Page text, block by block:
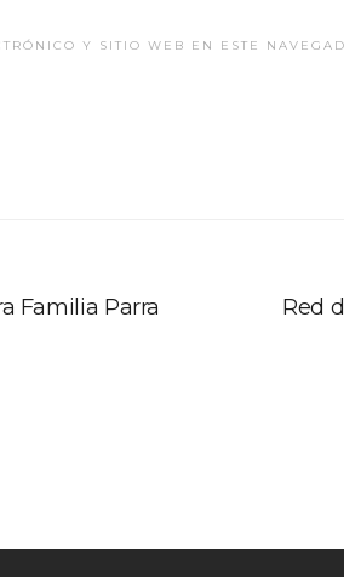
Y SITIO WEB EN ESTE
Familia Parra
Red